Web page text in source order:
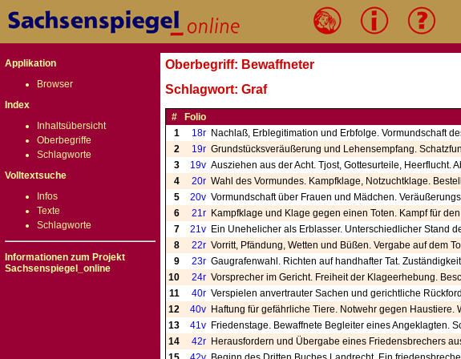
Applikation
Browser
Index
Inhaltsübersicht
Oberbegriffe
Schlagworte
Volltextsuche
Infos
Texte
Schlagworte
Informationen zum Projekt
Sachsenspiegel_online
Oberbegriff: Bewaffneter
Schlagwort: Graf
# Folio
1
18r Nachlaß, Erblegitimation und Erbfolge. Vormundschaft
2
19r Grundstücksveräußerung und Lehensempfang.
3
19v Ausziehen aus der Acht. Tjost, Gottesurteile, Heerflucht.
4
20r Wahl des Vormundes. Kampfklage, Notzuchtklage.
5
20v Vormundschaft über Frauen und Mädchen.
6
21r Kampfklage und Klage gegen einen Toten. Kampf für
7
21v Ein Unehelicher als Erblasser. Unterschiedlicher Stand
8
22r Vorritt, Pfändung, Wetten und Büßen. Vergabe auf dem
9
23r Gaugrafenwahl. Richten auf handhafter Tat.
10
24r Vorsprecher im Gericht. Freiheit der Klageerhebung.
11
40r Verspielen anvertrauter Sachen und gerichtliche
12
40v Haftung für gefährliche Tiere. Notwehr gegen Haustiere.
13
41v Friedenstage. Bewaffnete Begleiter eines Angeklagten.
14
42r Herausfordern und Übergabe eines Friedensbrechers